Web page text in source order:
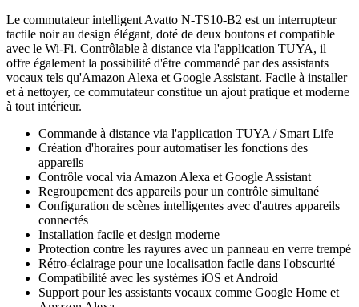
Le commutateur intelligent Avatto N-TS10-B2 est un interrupteur
tactile noir au design élégant, doté de deux boutons et compatible
avec le Wi-Fi. Contrôlable à distance via l'application TUYA, il
offre également la possibilité d'être commandé par des assistants
vocaux tels qu'Amazon Alexa et Google Assistant. Facile à installer
et à nettoyer, ce commutateur constitue un ajout pratique et moderne
à tout intérieur.
Commande à distance via l'application TUYA / Smart Life
Création d'horaires pour automatiser les fonctions des
appareils
Contrôle vocal via Amazon Alexa et Google Assistant
Regroupement des appareils pour un contrôle simultané
Configuration de scènes intelligentes avec d'autres appareils
connectés
Installation facile et design moderne
Protection contre les rayures avec un panneau en verre trempé
Rétro-éclairage pour une localisation facile dans l'obscurité
Compatibilité avec les systèmes iOS et Android
Support pour les assistants vocaux comme Google Home et